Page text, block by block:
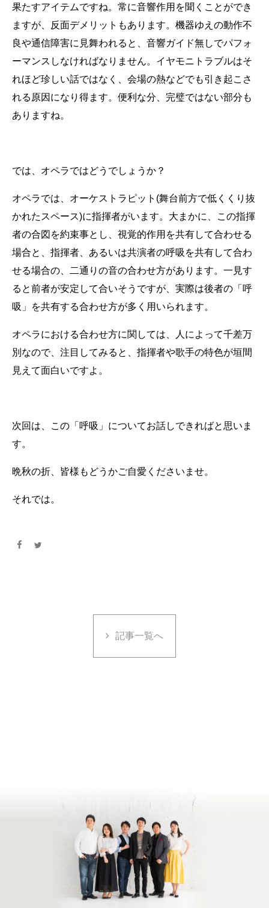
果たすアイテムですね。常に音響作用を聞くことができ
ますが、反面デメリットもあります。機器ゆえの動作不
良や通信障害に見舞われると、音響ガイド無しでパフォ
ーマンスしなければなりません。イヤモニトラブルはそ
れほど珍しい話ではなく、会場の熱などでも引き起こさ
れる原因になり得ます。便利な分、完璧ではない部分も
ありますね。
では、オペラではどうでしょうか？
オペラでは、オーケストラピット(舞台前方で低くくり抜
かれたスペース)に指揮者がいます。大まかに、この指揮
者の合図を約束事とし、視覚的作用を共有して合わせる
場合と、指揮者、あるいは共演者の呼吸を共有して合わ
せる場合の、二通りの音の合わせ方があります。一見す
ると前者が安定して合いそうですが、実際は後者の「呼
吸」を共有する合わせ方が多く用いられます。
オペラにおける合わせ方に関しては、人によって千差万
別なので、注目してみると、指揮者や歌手の特色が垣間
見えて面白いですよ。
次回は、この「呼吸」についてお話しできればと思いま
す。
晩秋の折、皆様もどうかご自愛くださいませ。
それでは。
記事一覧へ